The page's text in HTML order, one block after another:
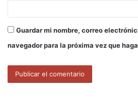
Guardar mi nombre, correo
navegador para la próxima vez que